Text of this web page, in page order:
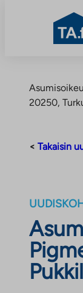
TA.fi
20250,
< Takaisin